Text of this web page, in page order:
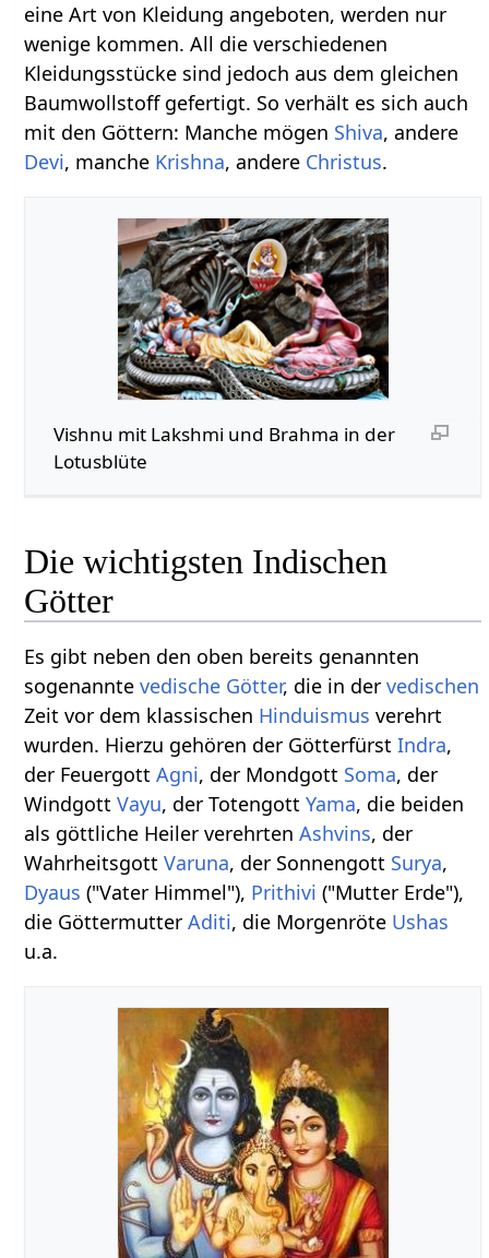
eine Art von Kleidung angeboten, werden nur
wenige kommen. All die verschiedenen
Kleidungsstücke sind jedoch aus dem gleichen
Baumwollstoff gefertigt. So verhält es sich auch
mit den Göttern: Manche mögen Shiva, andere
Devi, manche Krishna, andere Christus.
Vishnu mit Lakshmi und Brahma in der
Lotusblüte
Die wichtigsten Indischen
Götter
Es gibt neben den oben bereits genannten
sogenanntevedische Götter, die in dervedischen
Zeit vor dem klassischen Hinduismus verehrt
wurden. Hierzu gehören der GötterfürstIndra,
der FeuergottAgni, der Mondgott Soma, der
WindgottVayu, der TotengottYama, die beiden
als göttliche Heiler verehrtenAshvins, der
WahrheitsgottVaruna, der Sonnengott Surya,
Dyaus ("Vater Himmel"), Prithivi ("Mutter Erde"),
die GöttermutterAditi, die Morgenröte Ushas
u.a.